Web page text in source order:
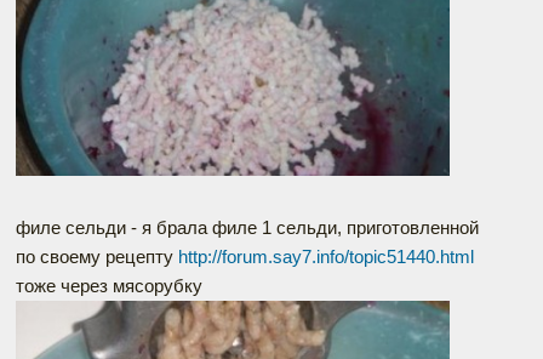
филе сельди - я брала филе 1 сельди, приготовленной
по своему рецепту http://forum.say7.info/topic51440.html
тоже через мясорубку